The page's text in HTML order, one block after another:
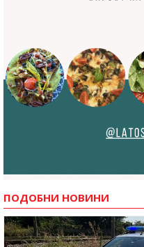
ПОДОБНИ НОВИНИ